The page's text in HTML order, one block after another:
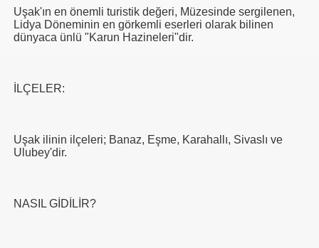
Uşak'ın en önemli turistik değeri, Müzesinde sergilenen,
Lidya Döneminin en görkemli eserleri olarak bilinen
dünyaca ünlü "Karun Hazineleri"dir.
İLÇELER:
Uşak ilinin ilçeleri; Banaz, Eşme, Karahallı, Sivaslı ve
Ulubey'dir.
NASIL GİDİLİR?